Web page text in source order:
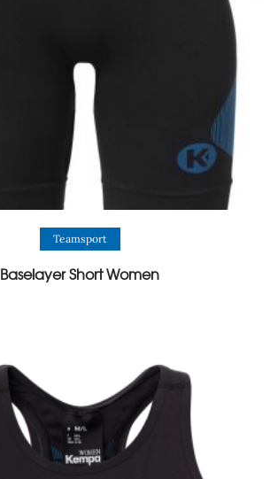
View Product
Teamsport
Baselayer Short Women